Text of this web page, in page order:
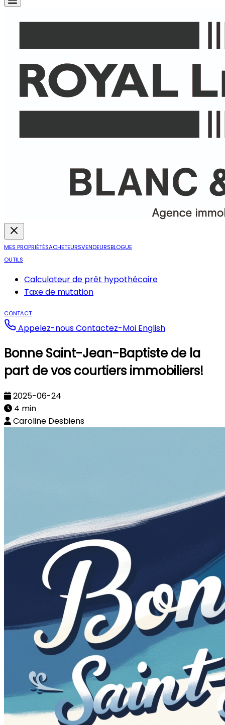
MES PROPRIÉTÉSACHETEURSVENDEURSBLOGUE
OUTILS
Calculateur de prêt hypothécaire
Taxe de mutation
CONTACT
Appelez-nousContactez-Moi English
Bonne Saint-Jean-Baptiste de la
part de vos courtiers immobiliers!
2025-06-24
4 min
Caroline Desbiens